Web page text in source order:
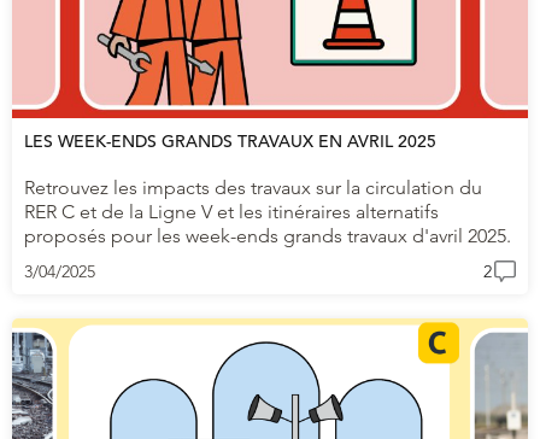
LES WEEK-ENDS GRANDS TRAVAUX EN AVRIL 2025
Retrouvez les impacts des travaux sur la circulation du
RER C et de la Ligne V et les itinéraires alternatifs
proposés pour les week-ends grands travaux d'avril 2025.
3/04/2025 2